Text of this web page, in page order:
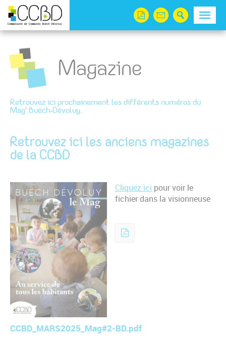
Magazine
Retrouvez ici prochainement les différents numéros du
Mag' Buëch-Dévoluy.
Retrouvez ici les anciens magazines
de la CCBD
Cliquez ici pour voir le
fichier dans la visionneuse
CCBD_MARS2025_Mag#2-BD.pdf
Menu
Panneau de gestion des cookies